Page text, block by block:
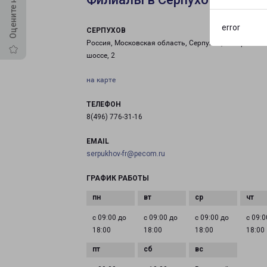
error
СЕРПУХОВ
Россия, Московская область, Серпухов, Северное
шоссе, 2
на карте
ТЕЛЕФОН
8(496) 776-31-16
EMAIL
serpukhov-fr@pecom.ru
ГРАФИК РАБОТЫ
с 09:00 до
18:00
с 09:00 до
18:00
с 09:00 до
18:00
с
18:00